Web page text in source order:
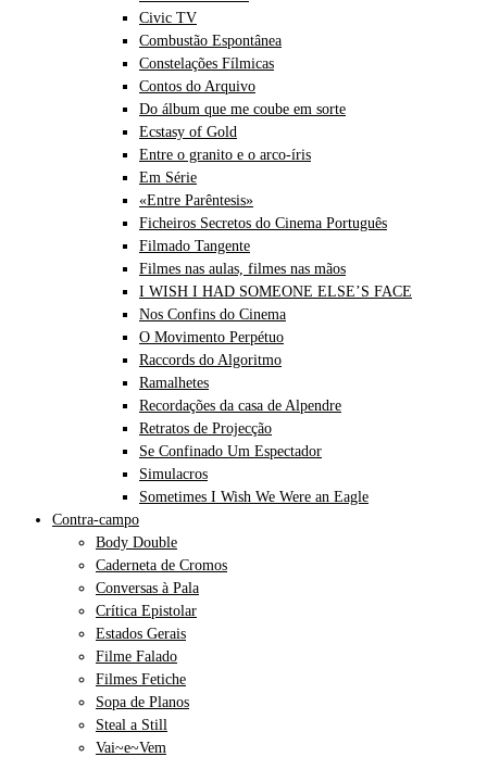
Civic TV
Combustão Espontânea
Constelações Fílmicas
Contos do Arquivo
Do álbum que me coube em sorte
Ecstasy of Gold
Entre o granito e o arco-íris
Em Série
«Entre Parêntesis»
Ficheiros Secretos do Cinema Português
Filmado Tangente
Filmes nas aulas, filmes nas mãos
I WISH I HAD SOMEONE ELSE’S FACE
Nos Confins do Cinema
O Movimento Perpétuo
Raccords do Algoritmo
Ramalhetes
Recordações da casa de Alpendre
Retratos de Projecção
Se Confinado Um Espectador
Simulacros
Sometimes I Wish We Were an Eagle
Contra-campo
Body Double
Caderneta de Cromos
Conversas à Pala
Crítica Epistolar
Estados Gerais
Filme Falado
Filmes Fetiche
Sopa de Planos
Steal a Still
Vai~e~Vem